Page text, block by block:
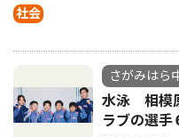
社会
さがみはら
水泳 相模
ラブの選手